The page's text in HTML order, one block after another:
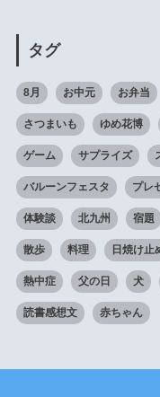
タグ
8月 お中元 お弁当
さつまいも ゆめ花博
ゲーム サプライズ
バルーンフェスタ プレ
体験談 北九州 宿題
散歩 料理 日焼け止
熱中症 父の日 犬
読書感想文 赤ちゃん